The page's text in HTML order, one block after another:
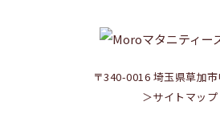
〒340-0016 埼玉県草加
＞サイトマップ